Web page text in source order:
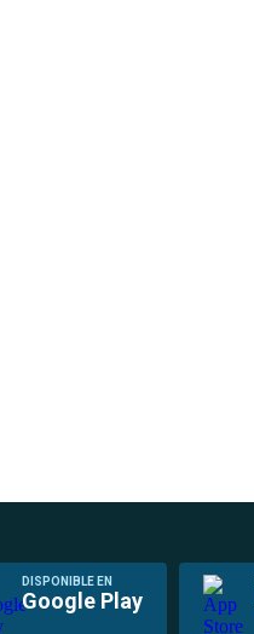
DISPONIBLE EN
Google Play